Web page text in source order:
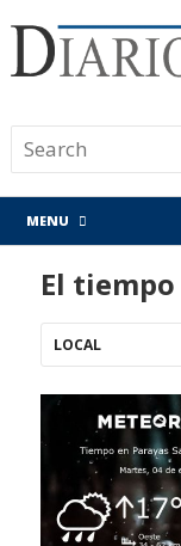
MENU
El
LOCAL